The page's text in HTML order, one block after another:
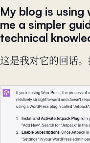
My blog is using
me a simpler
technical
这是我对它的回话。